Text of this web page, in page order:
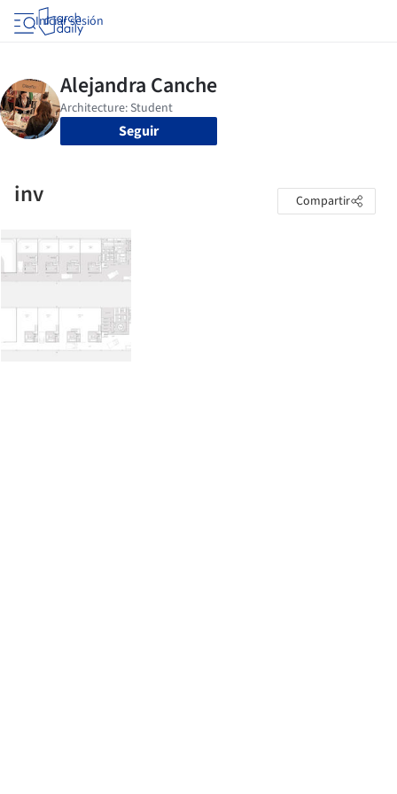
Iniciar sesión
Seguir
inv Compartir